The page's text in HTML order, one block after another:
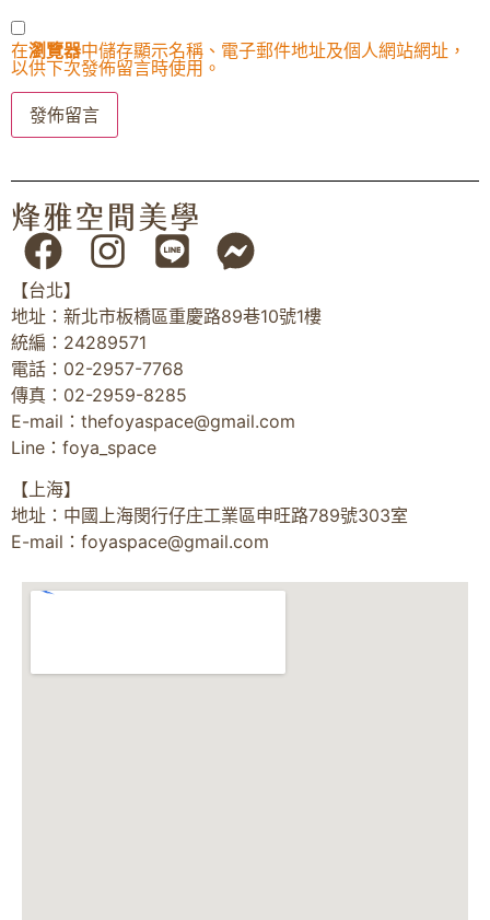
在瀏覽器中儲存顯示名稱、電子郵件地址及個人網站網址，
以供下次發佈留言時使用。
【台北】
地址：新北市板橋區重慶路89巷10號1樓
統編：24289571
電話：02-2957-7768
傳真：02-2959-8285
E-mail： thefoyaspace@gmail.com
Line：foya_space
【上海】
地址：中國上海閔行仔庄工業區申旺路789號303室
E-mail： foyaspace@gmail.com